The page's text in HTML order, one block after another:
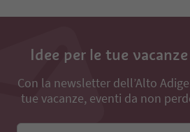
Idee per le tue
Con la newsletter dell’Alto
tue vacanze, eventi da non